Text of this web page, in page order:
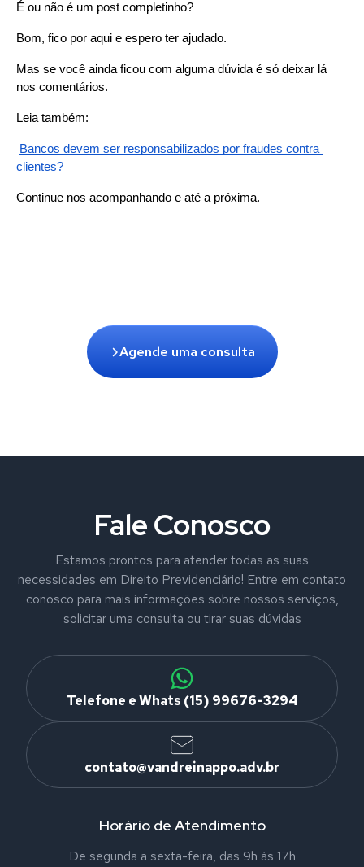
É ou não é um post completinho?
Bom, fico por aqui e espero ter ajudado.
Mas se você ainda ficou com alguma dúvida é só deixar lá
nos comentários.
Leia também:
Bancos devem ser responsabilizados por fraudes contra
clientes?
Continue nos acompanhando e até a próxima.
Agende uma consulta
Fale Conosco
Estamos prontos para atender todas as suas
necessidades em Direito Previdenciário! Entre em contato
conosco para mais informações sobre nossos serviços,
solicitar uma consulta ou tirar suas dúvidas
Telefone e Whats (15) 99676-3294
contato@vandreinappo.adv.br
Horário de Atendimento
De segunda a sexta-feira, das 9h às 17h